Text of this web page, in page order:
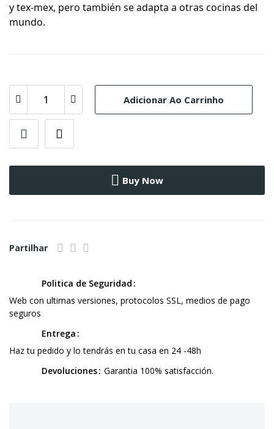
y tex-mex, pero también se adapta a otras cocinas del
mundo.
Adicionar Ao Carrinho
Buy Now
Partilhar
Politica de Seguridad
Web con ultimas versiones, protocolos SSL, medios de pago
seguros
Entrega
Haz tu pedido y lo tendrás en tu casa en 24 -48h
Devoluciones Garantia 100% satisfacción.